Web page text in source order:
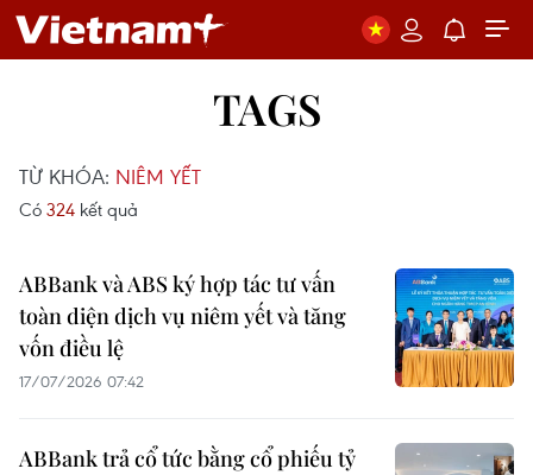
TAGS
TỪ KHÓA: NIÊM YẾT
Có 324 kết quả
ABBank và ABS ký hợp tác tư vấn
toàn diện dịch vụ niêm yết và tăng
vốn điều lệ
17/07/2026 07:42
ABBank trả cổ tức bằng cổ phiếu tỷ